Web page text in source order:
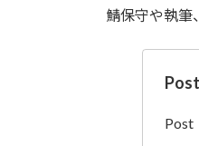
鯖保守や執筆
Post